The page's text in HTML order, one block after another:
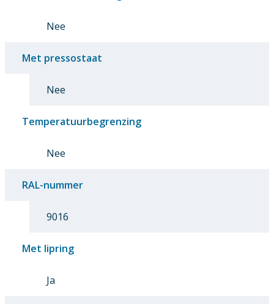
Nee
Met pressostaat
Nee
Temperatuurbegrenzing
Nee
RAL-nummer
9016
Met lipring
Ja